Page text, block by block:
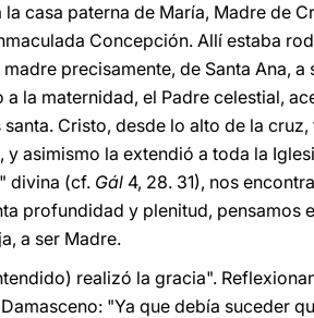
casa paterna de María, Madre de
Concepción. Allí estaba
precisamente, de Santa Ana, a
la maternidad, el Padre celestial,
Cristo, desde lo alto de la
asimismo la extendió a toda la
divina (cf. Gál 4, 28. 31), nos
profundidad y plenitud, pensamos
a ser Madre.
realizó la gracia".
"Ya que debía suceder